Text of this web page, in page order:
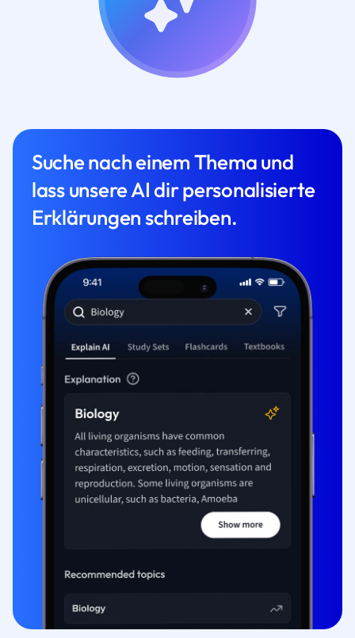
Suche nach einem Thema und
lass unsere AI dir personalisierte
Erklärungen schreiben.